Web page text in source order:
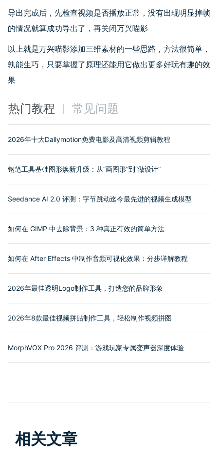
导出完成后，先检查视频是否播放正常，没有出现明显掉帧
的情况就算成功导出了，再关闭万兴喵影
以上就是万兴喵影添加三维素材的一些思路，方法很简单，
孰能生巧，只要掌握了原理还能用它做出更多好玩有趣的效
果
热门教程 常见问题
2026年十大Dailymotion免费电影及高清视频剪辑教程
钢笔工具基础图形焕新升级：从“画图形”到“做设计”
Seedance AI 2.0 评测：字节跳动迄今最先进的视频生成模型
如何在 GIMP 中去除背景：3 种真正有效的简单方法
如何在 After Effects 中制作音频可视化效果：分步详解教程
2026年最佳透明Logo制作工具，打造您的品牌形象
2026年8款最佳视频拼贴制作工具，轻松制作视频拼图
MorphVOX Pro 2026 评测：游戏玩家专属变声器深度体验
相关文章